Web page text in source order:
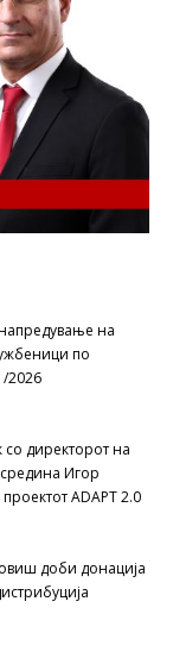
на
по
2026
директорот на
Игор
ADAPT 2.0
доби донација